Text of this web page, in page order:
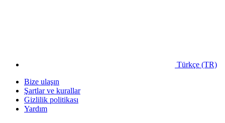
Türkçe (TR)
Bize ulaşın
Şartlar ve kurallar
Gizlilik politikası
Yardım